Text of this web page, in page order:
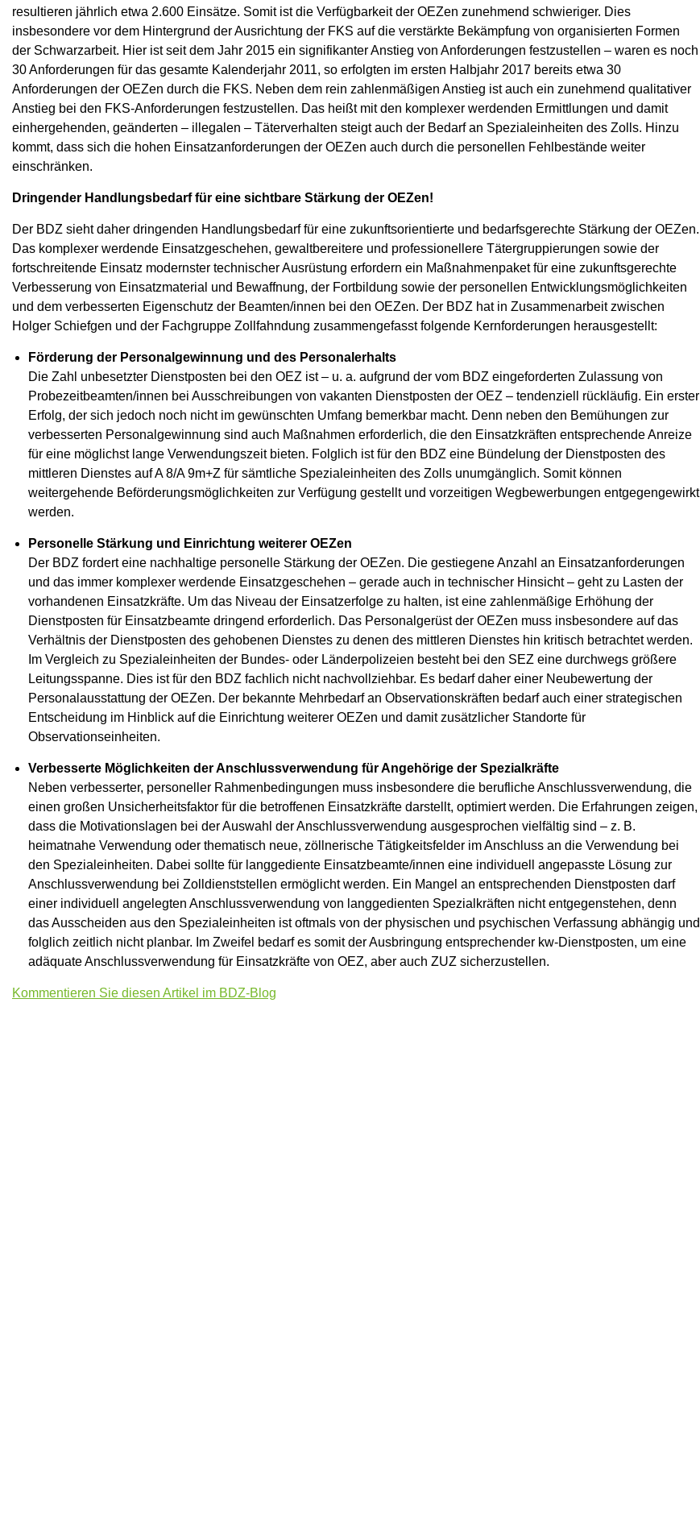
resultieren jährlich etwa 2.600 Einsätze. Somit ist die Verfügbarkeit der OEZen zunehmend schwieriger. Dies
insbesondere vor dem Hintergrund der Ausrichtung der FKS auf die verstärkte Bekämpfung von organisierten Formen
der Schwarzarbeit. Hier ist seit dem Jahr 2015 ein signifikanter Anstieg von Anforderungen festzustellen – waren es noch
30 Anforderungen für das gesamte Kalenderjahr 2011, so erfolgten im ersten Halbjahr 2017 bereits etwa 30
Anforderungen der OEZen durch die FKS. Neben dem rein zahlenmäßigen Anstieg ist auch ein zunehmend qualitativer
Anstieg bei den FKS-Anforderungen festzustellen. Das heißt mit den komplexer werdenden Ermittlungen und damit
einhergehenden, geänderten – illegalen – Täterverhalten steigt auch der Bedarf an Spezialeinheiten des Zolls. Hinzu
kommt, dass sich die hohen Einsatzanforderungen der OEZen auch durch die personellen Fehlbestände weiter
einschränken.
Dringender Handlungsbedarf für eine sichtbare Stärkung der OEZen!
Der BDZ sieht daher dringenden Handlungsbedarf für eine zukunftsorientierte und bedarfsgerechte Stärkung der OEZen.
Das komplexer werdende Einsatzgeschehen, gewaltbereitere und professionellere Tätergruppierungen sowie der
fortschreitende Einsatz modernster technischer Ausrüstung erfordern ein Maßnahmenpaket für eine zukunftsgerechte
Verbesserung von Einsatzmaterial und Bewaffnung, der Fortbildung sowie der personellen Entwicklungsmöglichkeiten
und dem verbesserten Eigenschutz der Beamten/innen bei den OEZen. Der BDZ hat in Zusammenarbeit zwischen
Holger Schiefgen und der Fachgruppe Zollfahndung zusammengefasst folgende Kernforderungen herausgestellt:
Förderung der Personalgewinnung und des Personalerhalts
Die Zahl unbesetzter Dienstposten bei den OEZ ist – u. a. aufgrund der vom BDZ eingeforderten Zulassung von
Probezeitbeamten/innen bei Ausschreibungen von vakanten Dienstposten der OEZ – tendenziell rückläufig. Ein erster
Erfolg, der sich jedoch noch nicht im gewünschten Umfang bemerkbar macht. Denn neben den Bemühungen zur
verbesserten Personalgewinnung sind auch Maßnahmen erforderlich, die den Einsatzkräften entsprechende Anreize
für eine möglichst lange Verwendungszeit bieten. Folglich ist für den BDZ eine Bündelung der Dienstposten des
mittleren Dienstes auf A 8/A 9m+Z für sämtliche Spezialeinheiten des Zolls unumgänglich. Somit können
weitergehende Beförderungsmöglichkeiten zur Verfügung gestellt und vorzeitigen Wegbewerbungen entgegengewirkt
werden.
Personelle Stärkung und Einrichtung weiterer OEZen
Der BDZ fordert eine nachhaltige personelle Stärkung der OEZen. Die gestiegene Anzahl an Einsatzanforderungen
und das immer komplexer werdende Einsatzgeschehen – gerade auch in technischer Hinsicht – geht zu Lasten der
vorhandenen Einsatzkräfte. Um das Niveau der Einsatzerfolge zu halten, ist eine zahlenmäßige Erhöhung der
Dienstposten für Einsatzbeamte dringend erforderlich. Das Personalgerüst der OEZen muss insbesondere auf das
Verhältnis der Dienstposten des gehobenen Dienstes zu denen des mittleren Dienstes hin kritisch betrachtet werden.
Im Vergleich zu Spezialeinheiten der Bundes- oder Länderpolizeien besteht bei den SEZ eine durchwegs größere
Leitungsspanne. Dies ist für den BDZ fachlich nicht nachvollziehbar. Es bedarf daher einer Neubewertung der
Personalausstattung der OEZen. Der bekannte Mehrbedarf an Observationskräften bedarf auch einer strategischen
Entscheidung im Hinblick auf die Einrichtung weiterer OEZen und damit zusätzlicher Standorte für
Observationseinheiten.
Verbesserte Möglichkeiten der Anschlussverwendung für Angehörige der Spezialkräfte
Neben verbesserter, personeller Rahmenbedingungen muss insbesondere die berufliche Anschlussverwendung, die
einen großen Unsicherheitsfaktor für die betroffenen Einsatzkräfte darstellt, optimiert werden. Die Erfahrungen zeigen,
dass die Motivationslagen bei der Auswahl der Anschlussverwendung ausgesprochen vielfältig sind – z. B.
heimatnahe Verwendung oder thematisch neue, zöllnerische Tätigkeitsfelder im Anschluss an die Verwendung bei
den Spezialeinheiten. Dabei sollte für langgediente Einsatzbeamte/innen eine individuell angepasste Lösung zur
Anschlussverwendung bei Zolldienststellen ermöglicht werden. Ein Mangel an entsprechenden Dienstposten darf
einer individuell angelegten Anschlussverwendung von langgedienten Spezialkräften nicht entgegenstehen, denn
das Ausscheiden aus den Spezialeinheiten ist oftmals von der physischen und psychischen Verfassung abhängig und
folglich zeitlich nicht planbar. Im Zweifel bedarf es somit der Ausbringung entsprechender kw-Dienstposten, um eine
adäquate Anschlussverwendung für Einsatzkräfte von OEZ, aber auch ZUZ sicherzustellen.
Kommentieren Sie diesen Artikel im BDZ-Blog